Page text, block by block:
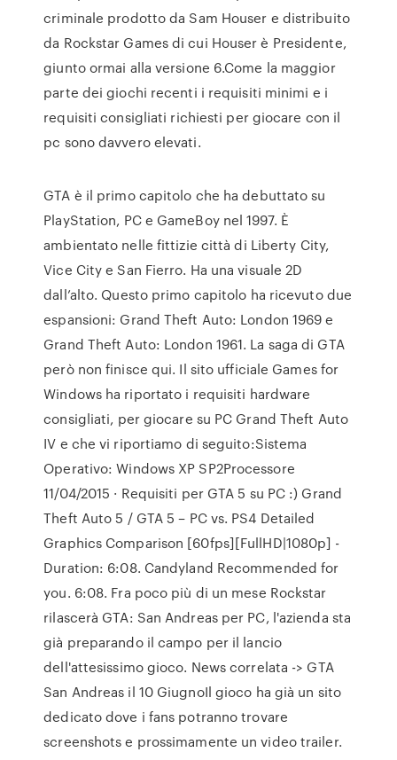
criminale prodotto da Sam Houser e distribuito
da Rockstar Games di cui Houser è Presidente,
giunto ormai alla versione 6.Come la maggior
parte dei giochi recenti i requisiti minimi e i
requisiti consigliati richiesti per giocare con il
pc sono davvero elevati.
GTA è il primo capitolo che ha debuttato su
PlayStation, PC e GameBoy nel 1997. È
ambientato nelle fittizie città di Liberty City,
Vice City e San Fierro. Ha una visuale 2D
dall’alto. Questo primo capitolo ha ricevuto due
espansioni: Grand Theft Auto: London 1969 e
Grand Theft Auto: London 1961. La saga di GTA
però non finisce qui. Il sito ufficiale Games for
Windows ha riportato i requisiti hardware
consigliati, per giocare su PC Grand Theft Auto
IV e che vi riportiamo di seguito:Sistema
Operativo: Windows XP SP2Processore
11/04/2015 · Requisiti per GTA 5 su PC :) Grand
Theft Auto 5 / GTA 5 – PC vs. PS4 Detailed
Graphics Comparison [60fps][FullHD|1080p] -
Duration: 6:08. Candyland Recommended for
you. 6:08. Fra poco più di un mese Rockstar
rilascerà GTA: San Andreas per PC, l'azienda sta
già preparando il campo per il lancio
dell'attesissimo gioco. News correlata -> GTA
San Andreas il 10 GiugnoIl gioco ha già un sito
dedicato dove i fans potranno trovare
screenshots e prossimamente un video trailer.